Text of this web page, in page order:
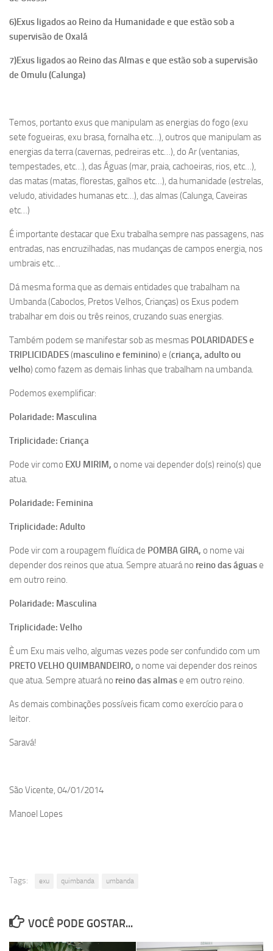
6)Exus ligados ao Reino da Humanidade e que estão sob a
supervisão de Oxalá
7)Exus ligados ao Reino das Almas e que estão sob a supervisão
de Omulu (Calunga)
Temos, portanto exus que manipulam as energias do fogo (exu
sete fogueiras, exu brasa, fornalha etc…), outros que manipulam as
energias da terra (cavernas, pedreiras etc…), do Ar (ventanias,
tempestades, etc…), das Águas (mar, praia, cachoeiras, rios, etc…),
das matas (matas, florestas, galhos etc…), da humanidade (estrelas,
veludo, atividades humanas etc…), das almas (Calunga, Caveiras
etc…)
É importante destacar que Exu trabalha sempre nas passagens, nas
entradas, nas encruzilhadas, nas mudanças de campos energia, nos
umbrais etc…
Dá mesma forma que as demais entidades que trabalham na
Umbanda (Caboclos, Pretos Velhos, Crianças) os Exus podem
trabalhar em dois ou três reinos, cruzando suas energias.
Também podem se manifestar sob as mesmas POLARIDADES e
TRIPLICIDADES(masculino e feminino) e (criança, adulto ou
velho) como fazem as demais linhas que trabalham na umbanda.
Podemos exemplificar:
Polaridade: Masculina
Triplicidade: Criança
Pode vir como EXU MIRIM, o nome vai depender do(s) reino(s) que
atua.
Polaridade: Feminina
Triplicidade: Adulto
Pode vir com a roupagem fluídica de POMBA GIRA, o nome vai
depender dos reinos que atua. Sempre atuará no reino das águase
em outro reino.
Polaridade: Masculina
Triplicidade: Velho
È um Exu mais velho, algumas vezes pode ser confundido com um
PRETO VELHO QUIMBANDEIRO, o nome vai depender dos reinos
que atua. Sempre atuará no reino das almase em outro reino.
As demais combinações possíveis ficam como exercício para o
leitor.
Saravá!
São Vicente, 04/01/2014
Manoel Lopes
Tags: exu quimbanda umbanda
VOCÊ PODE GOSTAR...